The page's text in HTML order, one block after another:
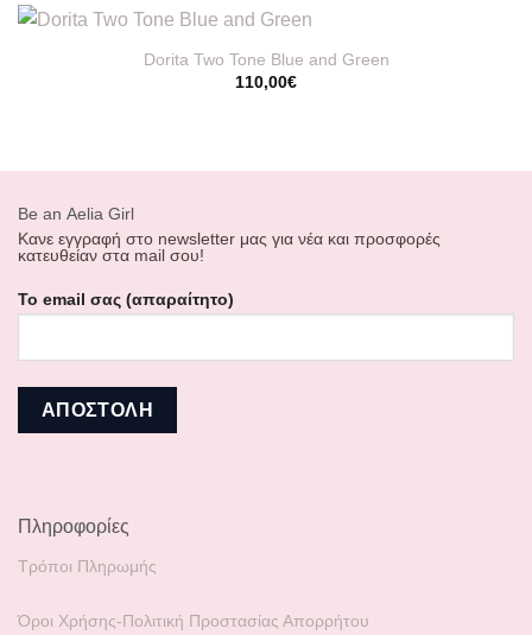
Dorita Two Tone Blue and Green
110,00€
Πληροφορίες
Τρόποι Πληρωμής
Όροι Χρήσης-Πολιτική Προστασίας Απορρήτου
Βe an Αelia Girl
Κανε εγγραφή στο newsletter μας για νέα και προσφορές
κατευθείαν στα mail σου!
Το email σας (απαραίτητο)